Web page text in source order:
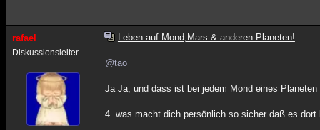
rafael
Diskussionsleiter
Leben auf Mond,Mars & anderen Planeten!
@tao
Ja Ja, und dass ist bei jedem Mond eines Planeten
4. was macht dich persönlich so sicher daß es dort